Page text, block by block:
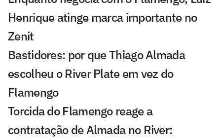
Henrique atinge marca importante no
Zenit
Bastidores: por que Thiago Almada
escolheu o River Plate em vez do
Flamengo
Torcida do Flamengo reage a
contratação de Almada no River: